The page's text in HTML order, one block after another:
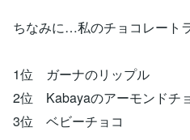
ちなみに…私のチョコレート
1位 ガーナのリップル
2位 Kabayaのアーモンドチ
3位 ベビーチョコ